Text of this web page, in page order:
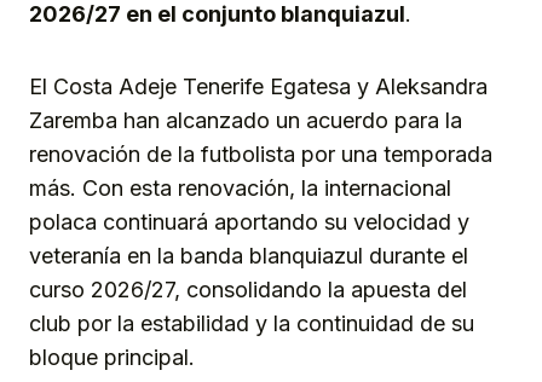
2026/27 en el conjunto blanquiazul.
El Costa Adeje Tenerife Egatesa y Aleksandra
Zaremba han alcanzado un acuerdo para la
renovación de la futbolista por una temporada
más. Con esta renovación, la internacional
polaca continuará aportando su velocidad y
veteranía en la banda blanquiazul durante el
curso 2026/27, consolidando la apuesta del
club por la estabilidad y la continuidad de su
bloque principal.